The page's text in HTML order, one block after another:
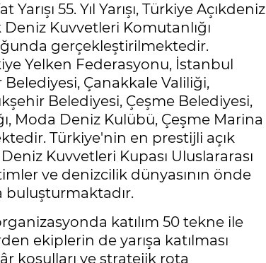
55. Yıl Yarışı, Türkiye Açıkdeniz
Kuvvetleri Komutanlığı
gerçekleştirilmektedir.
Yelken Federasyonu, İstanbul
Belediyesi, Çanakkale Valiliği,
Belediyesi, Çeşme Belediyesi,
Moda Deniz Kulübü, Çeşme Marina
Türkiye'nin en prestijli açık
Kuvvetleri Kupası Uluslararası
ve denizcilik dünyasının önde
buluşturmaktadır.
katılım 50 tekne ile
ekiplerin de yarışa katılması
koşulları ve stratejik rota